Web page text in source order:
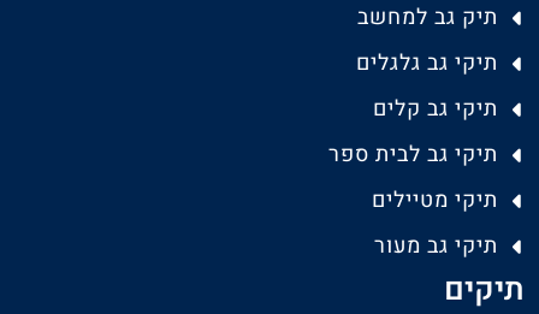
תיק גב למחשב
תיקי גב גלגלים
תיקי גב קלים
תיקי גב לבית ספר
תיקי מטיילים
תיקי גב מעור
תיקים